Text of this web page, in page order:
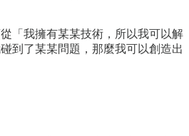
「我擁有某某技術，所以我可以解
到了某某問題，那麼我可以創造出